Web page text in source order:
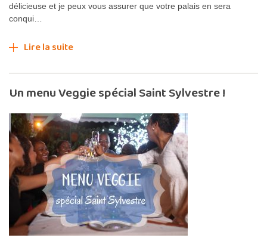
délicieuse et je peux vous assurer que votre palais en sera
conqui…
Lire la suite
Un menu Veggie spécial Saint Sylvestre !